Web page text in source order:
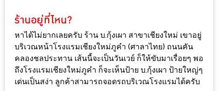
วัน
อาทิตย์
ท่าแพ
เชียงใหม่
CART
หาได้ไม่ยากเลยครับ ร้าน บ.กุ้งเผา สาขาเชียงใหม่ เขาอยู่
บริเวณหน้าโรงแรมเชียงใหม่ภูคำ (ศาลาไทย) ถนนคัน
คลองชลประทาน เส้นนี้จะเป็นวันเวย์ ก็ให้ขับมาเรื่อยๆ พอ
ถึงโรงแรมเชียงใหม่ภูคำ ก็จะเห็นป้าย บ.กุ้งเผา ป้ายใหญ่ๆ
เด่นเป็นสง่า ลูกค้าสามารถจอดรถบริเวณโรงแรมได้ครับ